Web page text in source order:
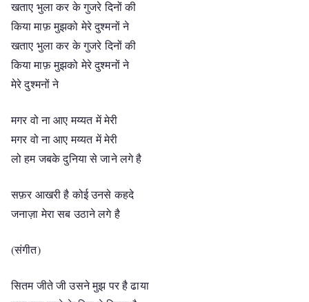
खताए भुला कर के गुजरे दिनों की
किया माफ़ मुझको मेरे दुश्मनों ने
खताए भुला कर के गुजरे दिनों की
किया माफ़ मुझको मेरे दुश्मनों ने
मेरे दुश्मनों ने
मगर वो ना आए मय्यत में मेरी
मगर वो ना आए मय्यत में मेरी
लो हम जबके दुनिया से जाने लगे है
सफ़र आखरी है कोई उनसे कहदे
जनाज़ा मेरा सब उठाने लगे है
(संगीत)
सितम जीते जी उसने मुझ पर है ढाया